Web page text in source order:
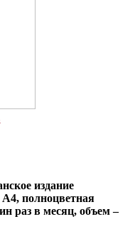
издание
полноцветная
раз в месяц, объем –